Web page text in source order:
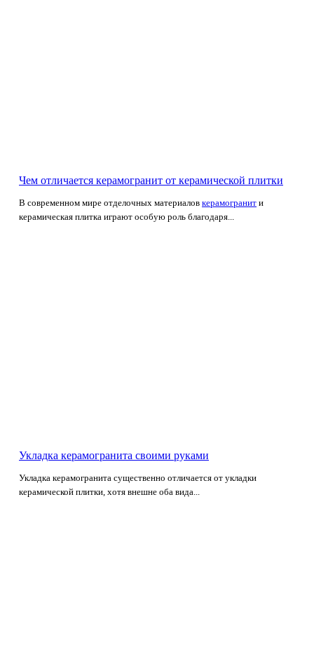
Чем отличается керамогранит от керамической плитки
В современном мире отделочных материалов керамогранит и
керамическая плитка играют особую роль благодаря...
Укладка керамогранита своими руками
Укладка керамогранита существенно отличается от укладки
керамической плитки, хотя внешне оба вида...